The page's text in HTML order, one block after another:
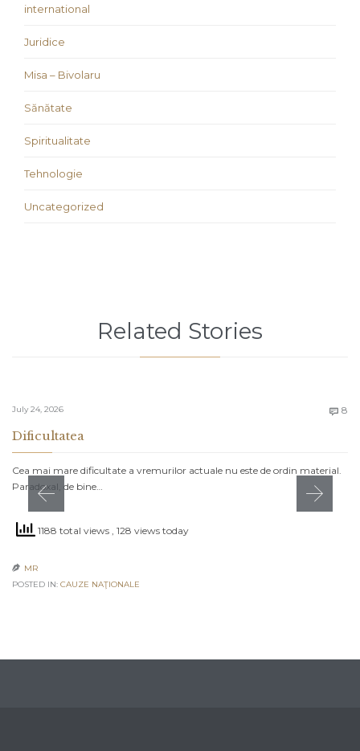
international
Juridice
Misa – Bivolaru
Sănătate
Spiritualitate
Tehnologie
Uncategorized
Related Stories
July 24, 2026  8
Dificultatea
Cea mai mare dificultate a vremurilor actuale nu este de ordin material.
Paradoxal, de bine…
1188 total views , 128 views today
 MR
POSTED IN: CAUZE NAŢIONALE